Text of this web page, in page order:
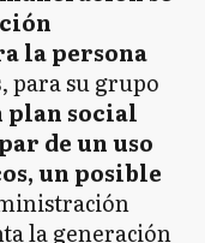
la persona
para su grupo
plan social
de un uso
un posible
la generación